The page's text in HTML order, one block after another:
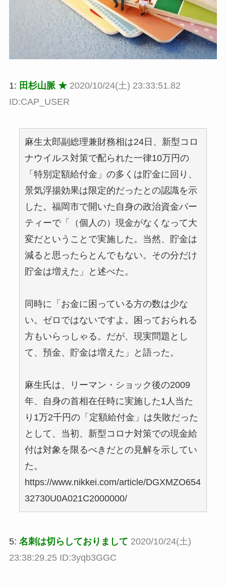
1: 田杉山脈 ★ 2020/10/24(土) 23:33:51.82
ID:CAP_USER
麻生太郎副総理兼財務相は24日、新型コロ
ナウイルス対策で配られた一律10万円の
「特別定額給付金」の多くは貯金に回り、
景気浮揚効果は限定的だったとの認識を示
した。福岡市で開いた自身の政治資金パー
ティーで「（個人の）現金がなくなって大
変だということで実施した。当然、貯金は
減ると思ったらとんでもない。その分だけ
貯金は増えた」と述べた。
同時に「お金に困っている方の数は少な
い。ゼロではないですよ。困っておられる
方もいらっしゃる。だが、現実問題とし
て、預金、貯金は増えた」と語った。
麻生氏は、リーマン・ショック後の2009
年、自身の首相在任時に実施した1人当た
り1万2千円の「定額給付金」は失敗だった
として、当初、新型コロナ対策での現金給
付は対象を限るべきだとの見解を示してい
た。
https://www.nikkei.com/article/DGXMZO654
32730U0A021C2000000/
5: 名刺は切らしておりまして 2020/10/24(土)
23:38:29.25 ID:3yqb3GGC